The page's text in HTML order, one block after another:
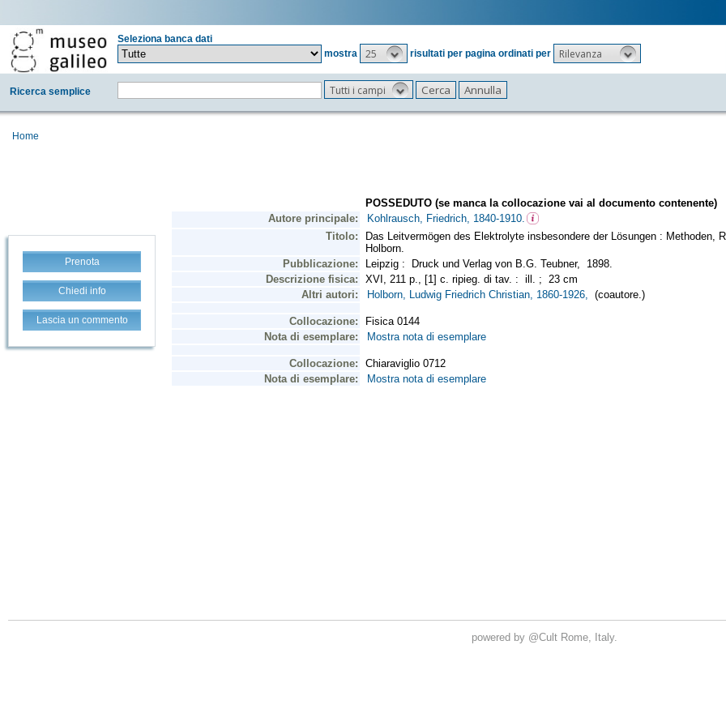
Seleziona banca dati
mostra
25 risultati per pagina ordinati per Rilevanza
Ricerca semplice Tutti i campi
Home
Prenota
Chiedi info
Lascia un commento
powered by @Cult Rome, Italy.